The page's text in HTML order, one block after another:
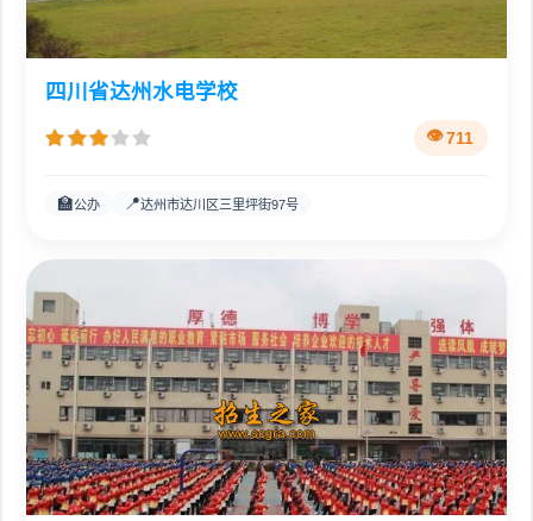
四川省达州水电学校
711
🏫公办 📍达州市达川区三里坪街97号